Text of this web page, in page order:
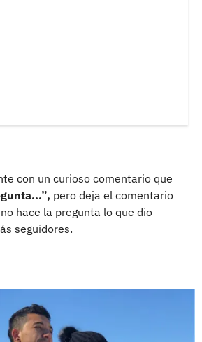
con un curioso comentario que
pero deja el comentario
hace la pregunta lo que dio
seguidores.